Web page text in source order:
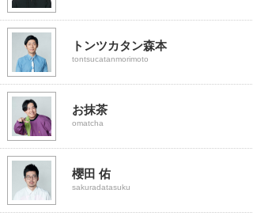
トンツカタン森本
tontsucatanmorimoto
お抹茶
omatcha
櫻田 佑
sakuradatasuku